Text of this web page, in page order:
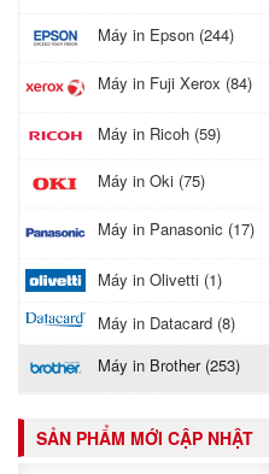
Máy in Epson (244)
Máy in Fuji Xerox (84)
Máy in Ricoh (59)
Máy in Oki (75)
Máy in Panasonic (17)
Máy in Olivetti (1)
Máy in Datacard (8)
Máy in Brother (253)
SẢN PHẨM MỚI CẬP NHẬT